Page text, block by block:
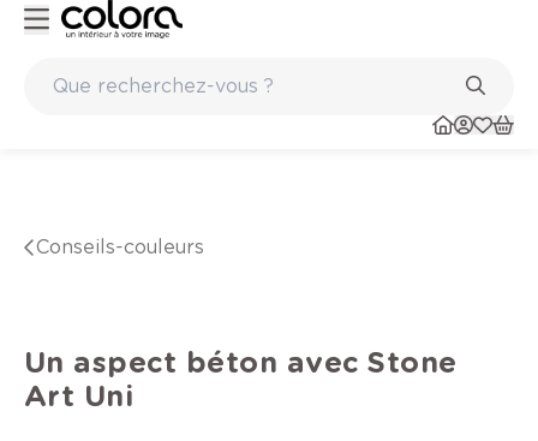
conseils-couleurs
Un aspect béton avec Stone
Art Uni